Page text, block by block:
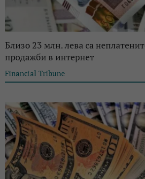
Близо 23 млн. лева са
продажби в интернет
Financial Tribune